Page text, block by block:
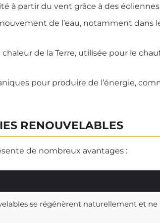
à partir du vent grâce à des
de l’eau, notamment dans
de la Terre, utilisée pour le
pour produire de l’énergie,
RENOUVELABLES
de nombreux avantages :
se régénèrent naturellement et ne